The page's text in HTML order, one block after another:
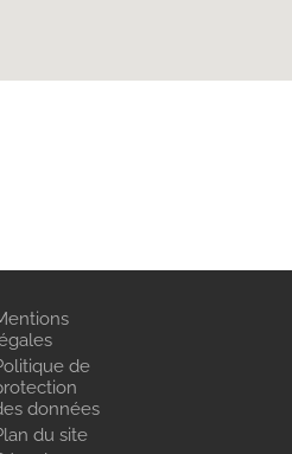
de
données
du site